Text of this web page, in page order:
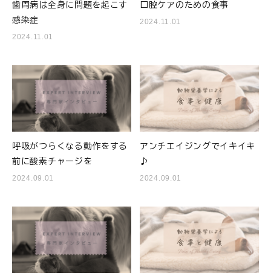
0120-40-1387
歯周病は全身に問題を起こす
感染症
2024.11.01
口腔ケアのための食事
2024.11.01
呼吸がつらくなる動作をする
前に酸素チャージを
2024.09.01
アンチエイジングでイキイキ
♪
2024.09.01